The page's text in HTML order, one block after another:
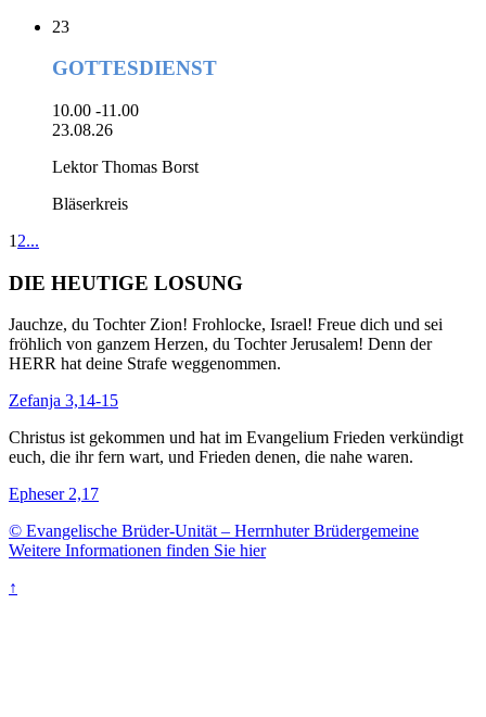
23
GOTTESDIENST
10.00 -11.00
23.08.26
Lektor Thomas Borst
Bläserkreis
1 2...
DIE HEUTIGE LOSUNG
Jauchze, du Tochter Zion! Frohlocke, Israel! Freue dich und sei
fröhlich von ganzem Herzen, du Tochter Jerusalem! Denn der
HERR hat deine Strafe weggenommen.
Zefanja 3,14-15
Christus ist gekommen und hat im Evangelium Frieden verkündigt
euch, die ihr fern wart, und Frieden denen, die nahe waren.
Epheser 2,17
© Evangelische Brüder-Unität – Herrnhuter Brüdergemeine
Weitere Informationen finden Sie hier
↑